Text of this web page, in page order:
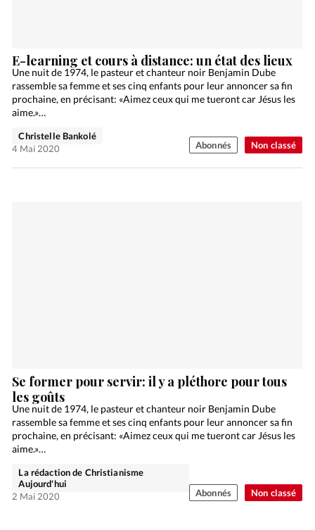
Non classé
E-learning et cours à distance: un état des lieux
Une nuit de 1974, le pasteur et chanteur noir Benjamin Dube
rassemble sa femme et ses cinq enfants pour leur annoncer sa fin
prochaine, en précisant: «Aimez ceux qui me tueront car Jésus les
aime.»…
Christelle Bankolé
4 Mai 2020
Abonnés
Non classé
Se former pour servir: il y a pléthore pour tous
les goûts
Une nuit de 1974, le pasteur et chanteur noir Benjamin Dube
rassemble sa femme et ses cinq enfants pour leur annoncer sa fin
prochaine, en précisant: «Aimez ceux qui me tueront car Jésus les
aime.»…
La rédaction de Christianisme
Aujourd'hui
2 Mai 2020
Abonnés